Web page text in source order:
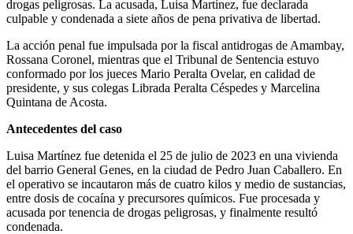
drogas peligrosas. La acusada, Luisa Martínez, fue declarada
culpable y condenada a siete años de pena privativa de libertad.
La acción penal fue impulsada por la fiscal antidrogas de Amambay,
Rossana Coronel, mientras que el Tribunal de Sentencia estuvo
conformado por los jueces Mario Peralta Ovelar, en calidad de
presidente, y sus colegas Librada Peralta Céspedes y Marcelina
Quintana de Acosta.
Antecedentes del caso
Luisa Martínez fue detenida el 25 de julio de 2023 en una vivienda
del barrio General Genes, en la ciudad de Pedro Juan Caballero. En
el operativo se incautaron más de cuatro kilos y medio de sustancias,
entre dosis de cocaína y precursores químicos. Fue procesada y
acusada por tenencia de drogas peligrosas, y finalmente resultó
condenada.